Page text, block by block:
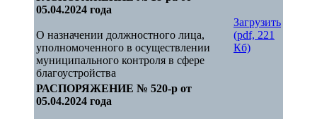
05.04.2024 года
О назначении должностного лица,
уполномоченного в осуществлении
муниципального контроля в сфере
благоустройства
Загрузить
(pdf, 221
Кб)
РАСПОРЯЖЕНИЕ № 520-р от
05.04.2024 года